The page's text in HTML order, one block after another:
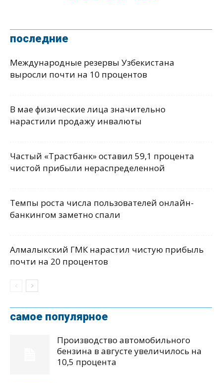
последние
Международные резервы Узбекистана
выросли почти на 10 процентов
В мае физические лица значительно
нарастили продажу инвалюты
Частый «Трастбанк» оставил 59,1 процента
чистой прибыли нераспределенной
Темпы роста числа пользователей онлайн-
банкингом заметно спали
Алмалыкский ГМК нарастил чистую прибыль
почти на 20 процентов
самое популярное
Производство автомобильного
бензина в августе увеличилось на
10,5 процента